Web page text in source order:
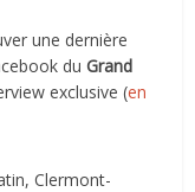
une dernière
duGrand
exclusive (en
Clermont-